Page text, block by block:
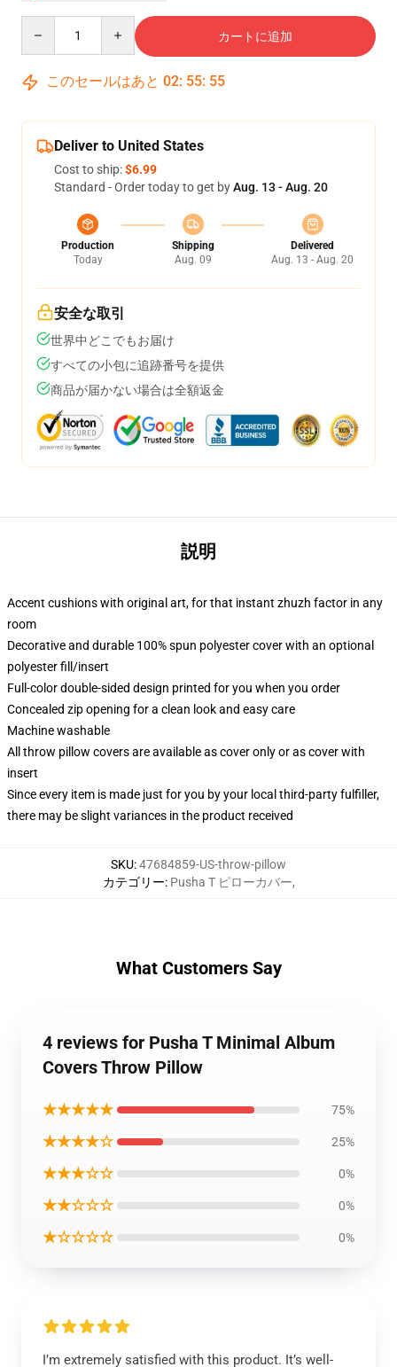
カートに追加
このセールはあと 02: 55: 54
Deliver to United States
Cost to ship:$6.99
Standard - Order today to get byAug. 13 - Aug. 20
Production
Today
Shipping
Aug. 09
Delivered
Aug. 13 - Aug. 20
安全な取引
世界中どこでもお届け
すべての小包に追跡番号を提供
商品が届かない場合は全額返金
説明
Accent cushions with original art, for that instant zhuzh factor in any
room
Decorative and durable 100% spun polyester cover with an optional
polyester fill/insert
Full-color double-sided design printed for you when you order
Concealed zip opening for a clean look and easy care
Machine washable
All throw pillow covers are available as cover only or as cover with
insert
Since every item is made just for you by your local third-party fulfiller,
there may be slight variances in the product received
SKU:47684859-US-throw-pillow
カテゴリー: Pusha T ピローカバー,
What Customers Say
4 reviews for Pusha T Minimal Album
Covers Throw Pillow
★★★★★ 75%
★★★★☆ 25%
★★★☆☆ 0%
★★☆☆☆ 0%
★☆☆☆☆ 0%
I’m extremely satisfied with this product. It’s well-